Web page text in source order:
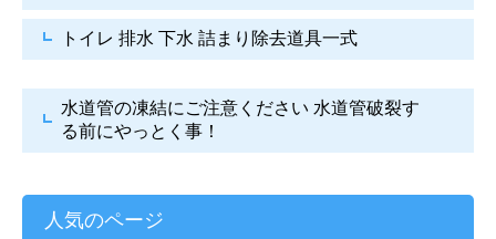
トイレ 排水 下水 詰まり除去道具一式
水道管の凍結にご注意ください 水道管破裂す
る前にやっとく事！
人気のページ